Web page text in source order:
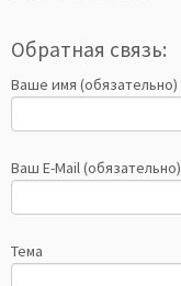
Обратная связь:
Ваше имя (обязательно)
Ваш E-Mail (обязательно)
Тема